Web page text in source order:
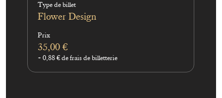
Type de billet
Flower Design
Prix
35,00 €
+ 0,88 € de frais de billetterie